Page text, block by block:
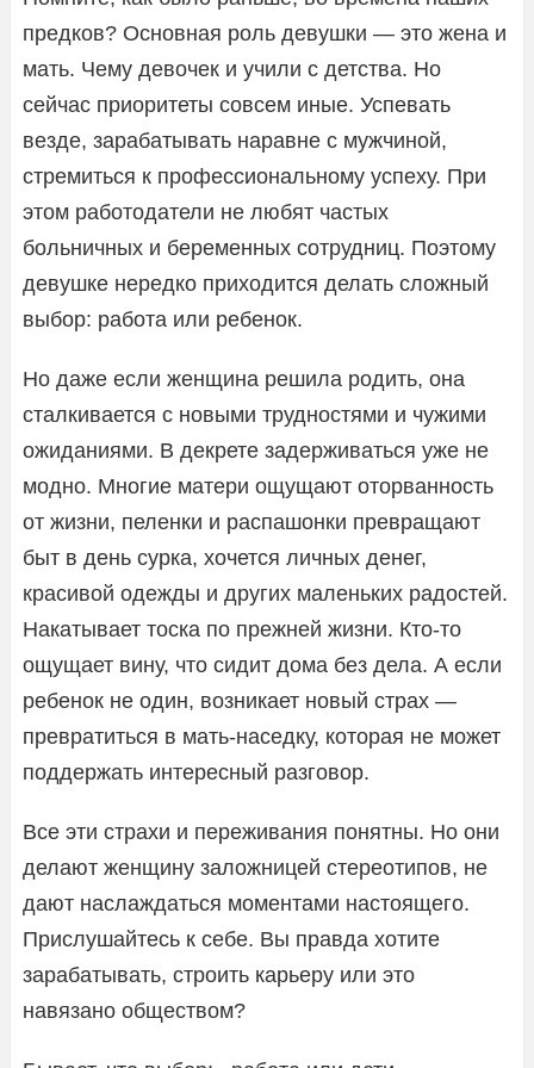
предков? Основная роль девушки — это жена и
мать. Чему девочек и учили с детства. Но
сейчас приоритеты совсем иные. Успевать
везде, зарабатывать наравне с мужчиной,
стремиться к профессиональному успеху. При
этом работодатели не любят частых
больничных и беременных сотрудниц. Поэтому
девушке нередко приходится делать сложный
выбор: работа или ребенок.
Но даже если женщина решила родить, она
сталкивается с новыми трудностями и чужими
ожиданиями. В декрете задерживаться уже не
модно. Многие матери ощущают оторванность
от жизни, пеленки и распашонки превращают
быт в день сурка, хочется личных денег,
красивой одежды и других маленьких радостей.
Накатывает тоска по прежней жизни. Кто-то
ощущает вину, что сидит дома без дела. А если
ребенок не один, возникает новый страх —
превратиться в мать-наседку, которая не может
поддержать интересный разговор.
Все эти страхи и переживания понятны. Но они
делают женщину заложницей стереотипов, не
дают наслаждаться моментами настоящего.
Прислушайтесь к себе. Вы правда хотите
зарабатывать, строить карьеру или это
навязано обществом?